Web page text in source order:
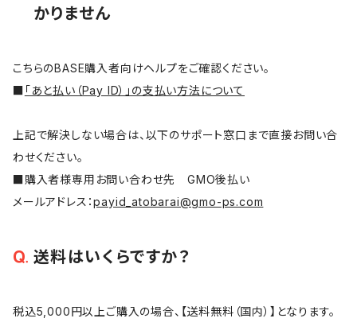
かりません
こちらのBASE購入者向けヘルプをご確認ください。
■ 「あと払い（Pay ID）」の支払い方法について
上記で解決しない場合は、以下のサポート窓口まで直接お問い合
わせください。
■購入者様専用お問い合わせ先 GMO後払い
メールアドレス：payid_atobarai@gmo-ps.com
送料はいくらですか？
税込5,000円以上ご購入の場合、【送料無料（国内）】となります。